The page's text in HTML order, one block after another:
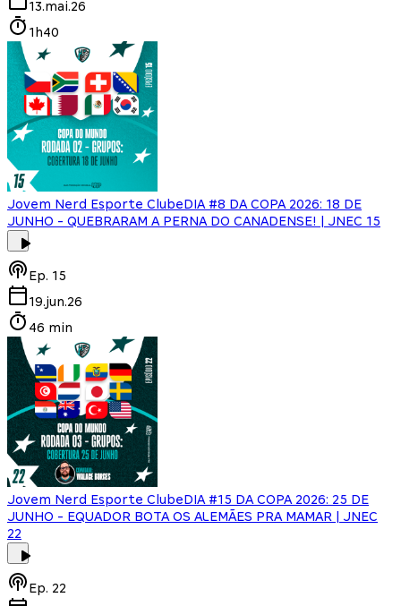
13.mai.26
1h40
Jovem Nerd Esporte ClubeDIA #8 DA COPA 2026: 18 DE
JUNHO - QUEBRARAM A PERNA DO CANADENSE! | JNEC 15
Ep. 15
19.jun.26
46 min
Jovem Nerd Esporte ClubeDIA #15 DA COPA 2026: 25 DE
JUNHO - EQUADOR BOTA OS ALEMÃES PRA MAMAR | JNEC
22
Ep. 22